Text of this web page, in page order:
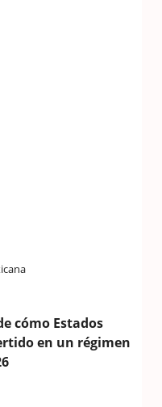
cómo Estados
en un régimen